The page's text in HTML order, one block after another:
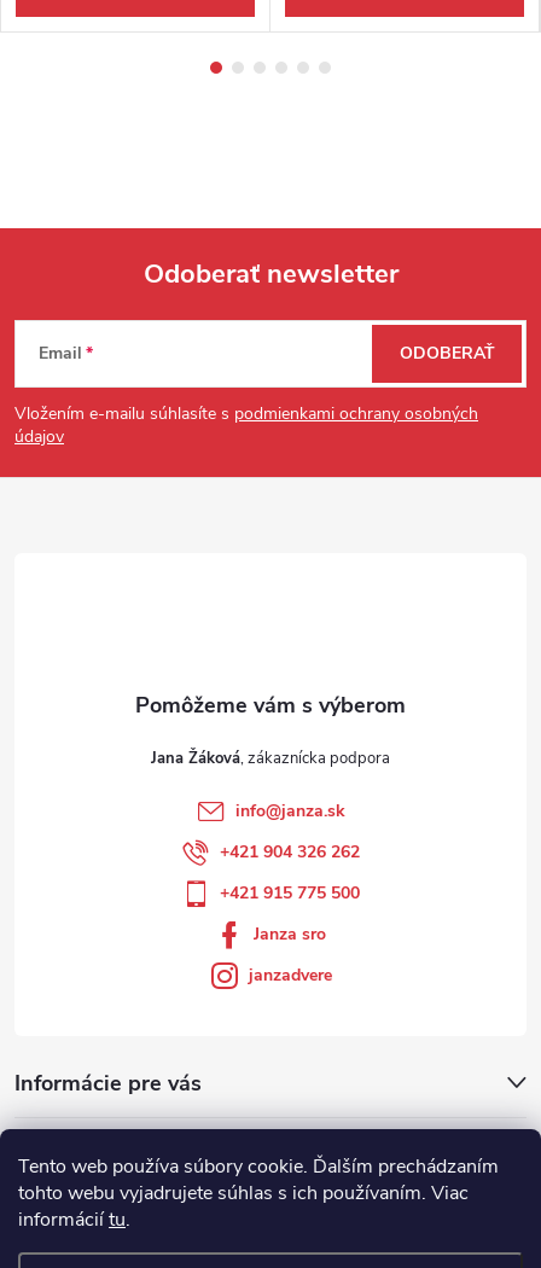
Tento web používa súbory cookie. Ďalším prechádzaním
tohto webu vyjadrujete súhlas s ich používaním. Viac
informáciítu.
Zápätie
Odoberať newsletter
Email
Vložením e-mailu súhlasíte s podmienkami ochrany osobných
údajov
ODOBERAŤ
Informácie pre vás
Jana Žáková
info@janza.sk
+421 904 326 262
+421 915 775 500
Janza sro
janzadvere
Showroom